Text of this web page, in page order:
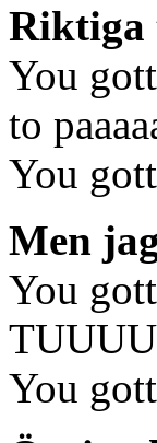
Riktiga
You
to
You
Men
You
You